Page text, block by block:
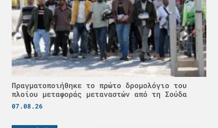
Πραγματοποιήθηκε το πρώτο δρομολόγιο του
πλοίου μεταφοράς μεταναστών από τη Σούδα
07.08.26